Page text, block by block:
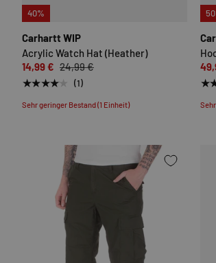
40%
Carhartt WIP
Acrylic Watch Hat (Heather)
14,99 € 24,99 €
★★★★★ (1)
Sehr geringer Bestand (1 Einheit)
OPTIONEN